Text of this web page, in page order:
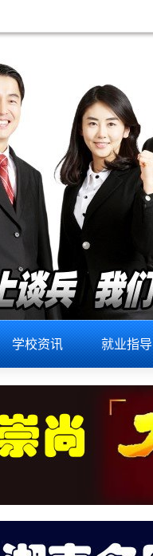
学校资讯 就业指导